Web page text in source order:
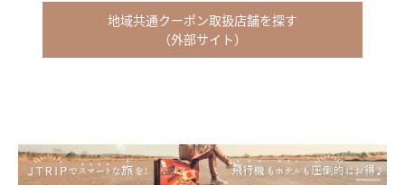
地域共通クーポン取扱店舗を探す
（外部サイト）